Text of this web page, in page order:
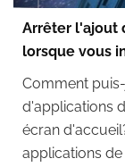
Arrêter l'ajout
lorsque vous
Comment
d'applications
écran
applications de